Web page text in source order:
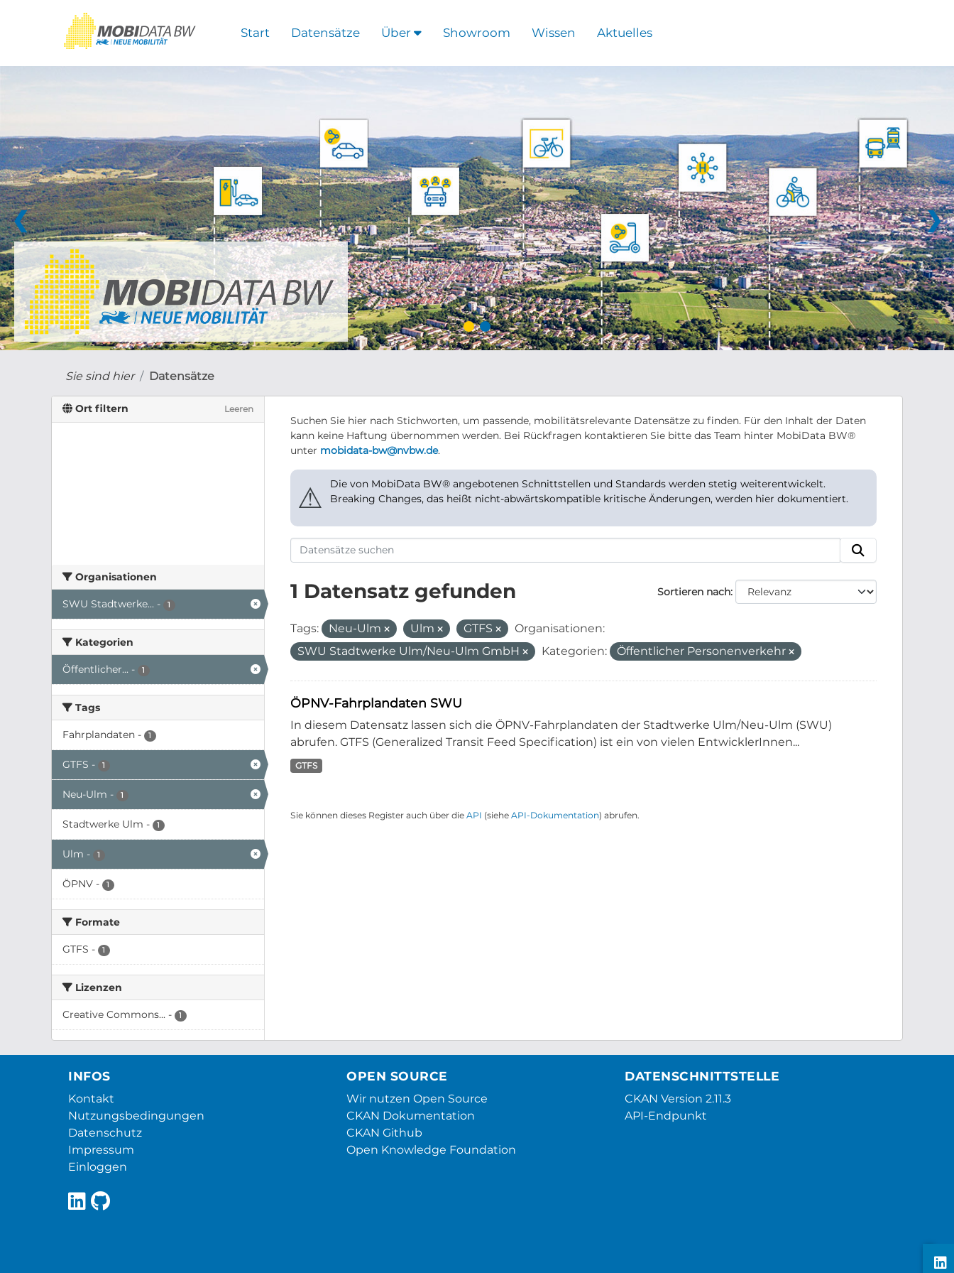
Start Datensätze Über Showroom Wissen Aktuelles
❮ ❯
Sie sind hier Datensätze
Ort filtern Leeren
Organisationen
SWU Stadtwerke... - 1
Kategorien
Öffentlicher... - 1
Tags
Fahrplandaten - 1
GTFS - 1
Neu-Ulm - 1
Stadtwerke Ulm - 1
Ulm - 1
ÖPNV - 1
Formate
GTFS - 1
Lizenzen
Creative Commons... - 1
Suchen Sie hier nach Stichworten, um passende, mobilitätsrelevante Datensätze zu finden. Für den Inhalt der Daten
kann keine Haftung übernommen werden. Bei Rückfragen kontaktieren Sie bitte das Team hinter MobiData BW®
unter mobidata-bw@nvbw.de.
⚠
Die von MobiData BW® angebotenen Schnittstellen und Standards werden stetig weiterentwickelt.
Breaking Changes, das heißt nicht-abwärtskompatible kritische Änderungen, werden hier dokumentiert.
Sortieren nach
1 Datensatz gefunden
Tags: Neu-Ulm Ulm GTFS
Organisationen:
SWU Stadtwerke Ulm/Neu-Ulm GmbH
Kategorien: Öffentlicher Personenverkehr
ÖPNV-Fahrplandaten SWU
In diesem Datensatz lassen sich die ÖPNV-Fahrplandaten der Stadtwerke Ulm/Neu-Ulm (SWU)
abrufen. GTFS (Generalized Transit Feed Specification) ist ein von vielen EntwicklerInnen...
GTFS
Sie können dieses Register auch über die API (siehe API-Dokumentation) abrufen.
INFOS
Kontakt
Nutzungsbedingungen
Datenschutz
Impressum
Einloggen
OPEN SOURCE
Wir nutzen Open Source
CKAN Dokumentation
CKAN Github
Open Knowledge Foundation
DATENSCHNITTSTELLE
CKAN Version 2.11.3
API-Endpunkt